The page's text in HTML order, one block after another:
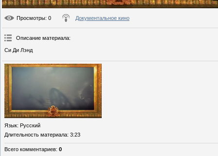
Просмотры: 0 Документальное кино
Описание материала:
Си Ди Лэнд
Язык: Русский
Длительность материала: 3:23
Всего комментариев: 0